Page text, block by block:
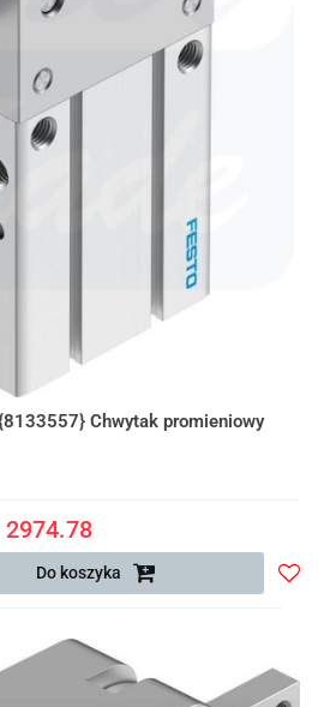
Chwytak promieniowy
2974.78
Do koszyka